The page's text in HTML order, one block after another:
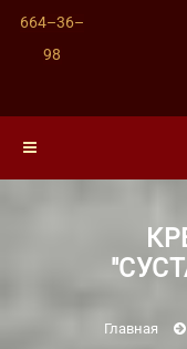
664–36–
98
Главная